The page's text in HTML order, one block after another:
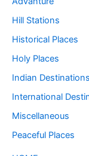
Hill Stations
Historical Places
Holy Places
Indian Destinations
International
Miscellaneous
Peaceful Places